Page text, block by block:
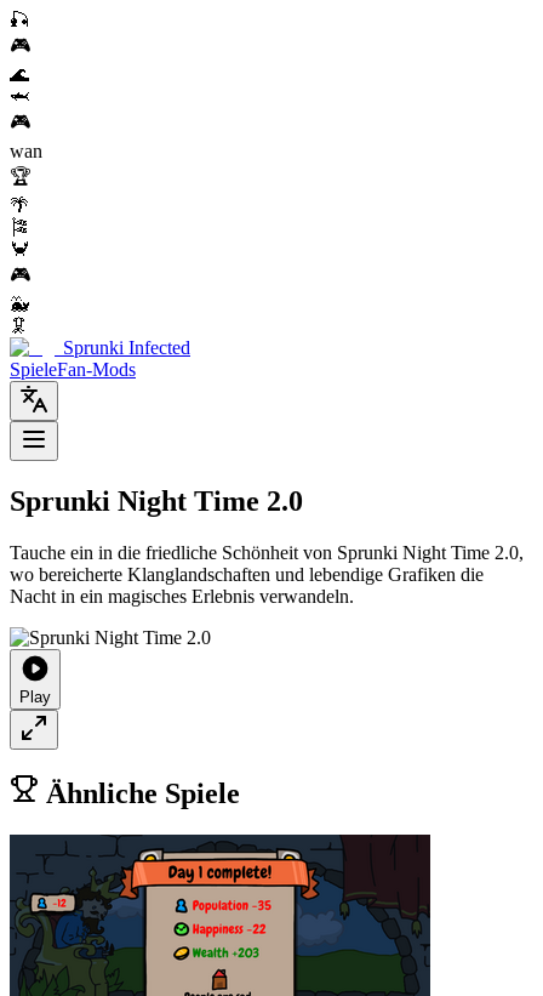
🎣
🎮
🌊
🦈
🎮
wan
🏆
🌴
🎏
🦀
🎮
🐳
🦑
Sprunki Infected
SpieleFan-Mods
Sprunki Night Time 2.0
Tauche ein in die friedliche Schönheit von Sprunki Night Time 2.0,
wo bereicherte Klanglandschaften und lebendige Grafiken die
Nacht in ein magisches Erlebnis verwandeln.
Play
Ähnliche Spiele